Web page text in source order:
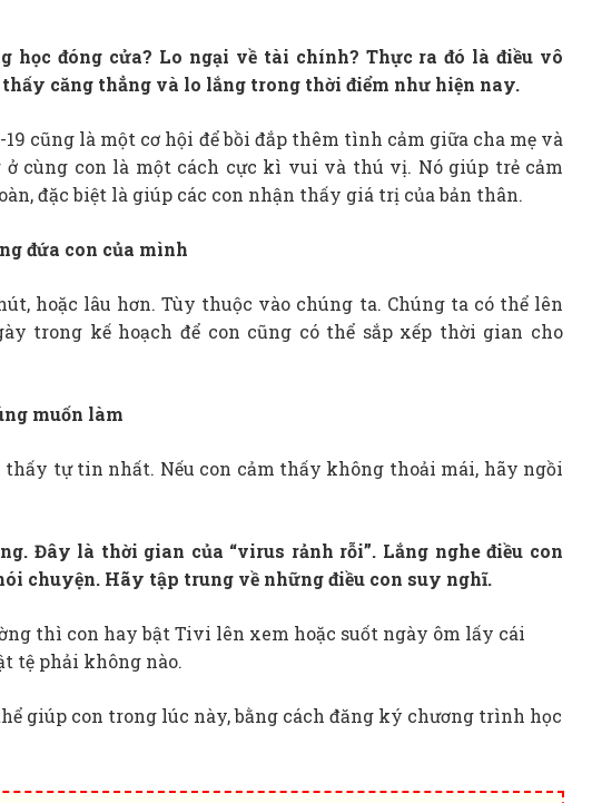
học đóng cửa? Lo ngại về tài chính? Thực ra đó là điều vô
căng thẳng và lo lắng trong thời điểm như hiện nay.
cũng là một cơ hội để bồi đắp thêm tình cảm giữa cha mẹ và
cùng con là một cách cực kì vui và thú vị. Nó giúp trẻ cảm
đặc biệt là giúp các con nhận thấy giá trị của bản thân.
đứa con của mình
hoặc lâu hơn. Tùy thuộc vào chúng ta. Chúng ta có thể lên
trong kế hoạch để con cũng có thể sắp xếp thời gian cho
muốn làm
thấy tự tin nhất. Nếu con cảm thấy không thoải mái, hãy ngồi
Đây là thời gian của “virus rảnh rỗi”. Lắng nghe điều con
chuyện. Hãy tập trung về những điều con suy nghĩ.
thì con hay bật Tivi lên xem hoặc suốt ngày ôm lấy cái
tệ phải không nào.
giúp con trong lúc này, bằng cách đăng ký chương trình học